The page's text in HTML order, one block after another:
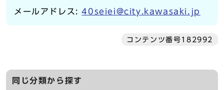
メールアドレス:40seiei@city.kawasaki.jp
コンテンツ番号182992
同じ分類から探す